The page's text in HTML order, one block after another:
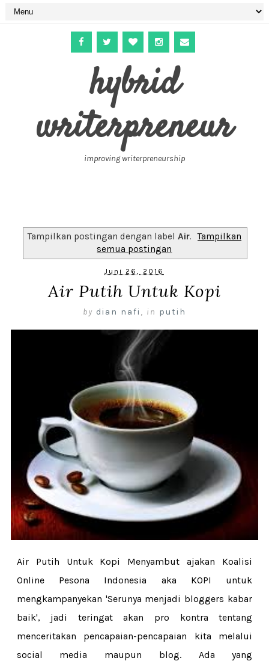
hybrid
writerpreneur
improving writerpreneurship
Tampilkan postingan dengan label Air.
Tampilkan
semua postingan
Juni 26, 2016
Air Putih Untuk Kopi
by dian nafi , in putih
Air Putih Untuk Kopi Menyambut ajakan Koalisi
Online Pesona Indonesia aka KOPI untuk
mengkampanyekan 'Serunya menjadi bloggers kabar
baik', jadi teringat akan pro kontra tentang
menceritakan pencapaian-pencapaian kita melalui
social media maupun blog. Ada yang